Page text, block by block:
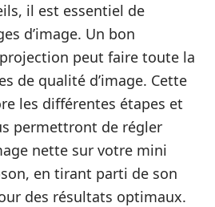
il est essentiel de
d’image. Un bon
peut faire toute la
de qualité d’image. Cette
les différentes étapes et
permettront de régler
nette sur votre mini
en tirant parti de son
des résultats optimaux.